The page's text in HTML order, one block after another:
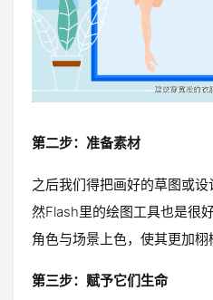
第二步：准备素材
之后我们得把画好的草图或
然Flash里的绘图工具也是很
角色与场景上色，使其更加栩
第三步：赋予它们生命